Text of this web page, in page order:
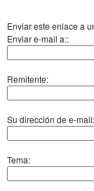
Enviar este enlace a
Enviar e-mail a::
Remitente:
Su dirección de e-mail:
Tema: